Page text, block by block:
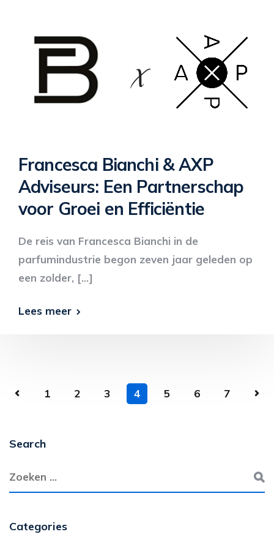
Francesca Bianchi & AXP
Adviseurs: Een Partnerschap
voor Groei en Efficiëntie
De reis van Francesca Bianchi in de
parfumindustrie begon zeven jaar geleden op
een zolder, […]
Lees meer
1 2 3 4 5 6 7
Search
Categories